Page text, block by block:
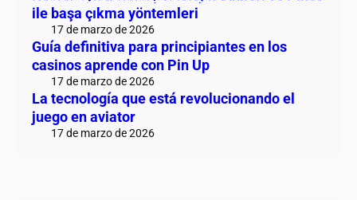
ile başa çıkma yöntemleri
17 de marzo de 2026
Guía definitiva para principiantes en los
casinos aprende con Pin Up
17 de marzo de 2026
La tecnología que está revolucionando el
juego en aviator
17 de marzo de 2026